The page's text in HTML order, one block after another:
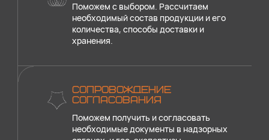
Поможем с выбором. Рассчитаем
необходимый состав продукции и его
количества, способы доставки и
хранения.
СОПРОВОЖДЕНИЕ
СОГЛАСОВАНИЯ
Поможем получить и согласовать
необходимые документы в надзорных